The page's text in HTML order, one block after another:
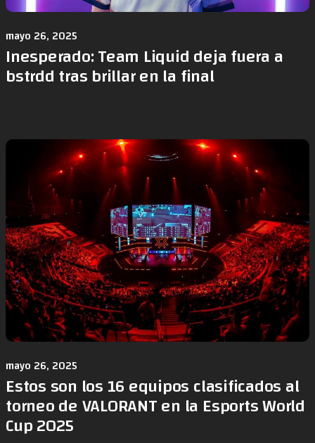
mayo 26, 2025
Inesperado: Team Liquid deja fuera a
bstrdd tras brillar en la final
mayo 26, 2025
Estos son los 16 equipos clasificados al
torneo de VALORANT en la Esports World
Cup 2025